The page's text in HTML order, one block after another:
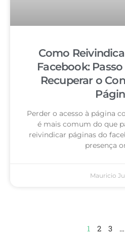
Como
Facebook:
Recuperar o
Perder o acesso à página
é mais comum do que
reivindicar páginas do
presença
Mauricio
1 2 3 …